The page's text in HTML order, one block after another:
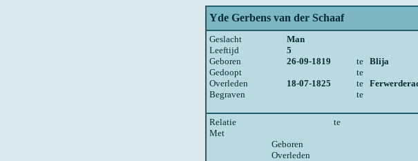
Yde Gerbens van der Schaaf
Geslacht
Man
Leeftijd
5
Geboren
26-09-1819 te Blija
Gedoopt
te
Overleden
18-07-1825 te
Begraven
te
Relatie
te
Met
Geboren
Overleden